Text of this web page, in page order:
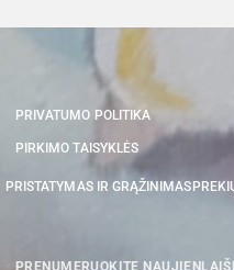
PRIVATUMO POLITIKA
PIRKIMO TAISYKLĖS
PRISTATYMAS IR GRĄŽINIMAS